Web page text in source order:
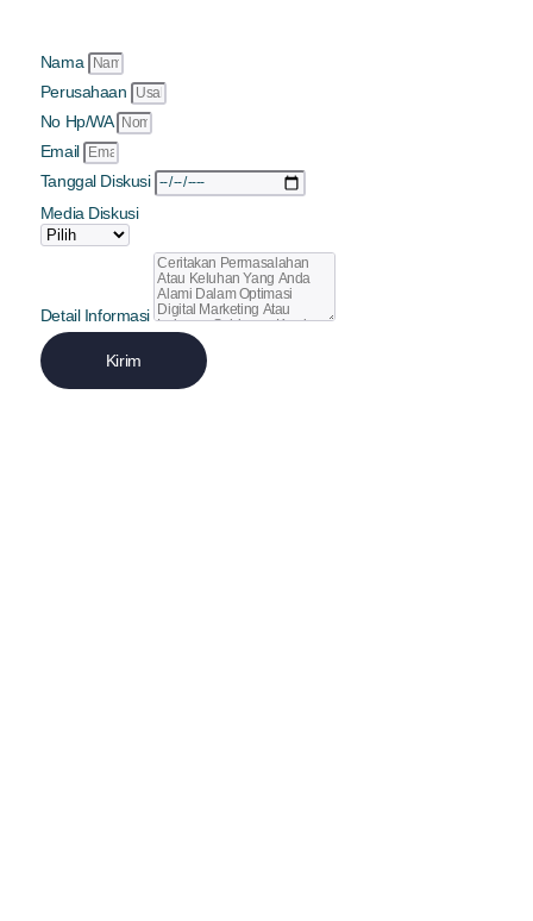
Nama
Perusahaan
No Hp/WA
Email
Tanggal Diskusi
Media Diskusi
Detail Informasi
Kirim